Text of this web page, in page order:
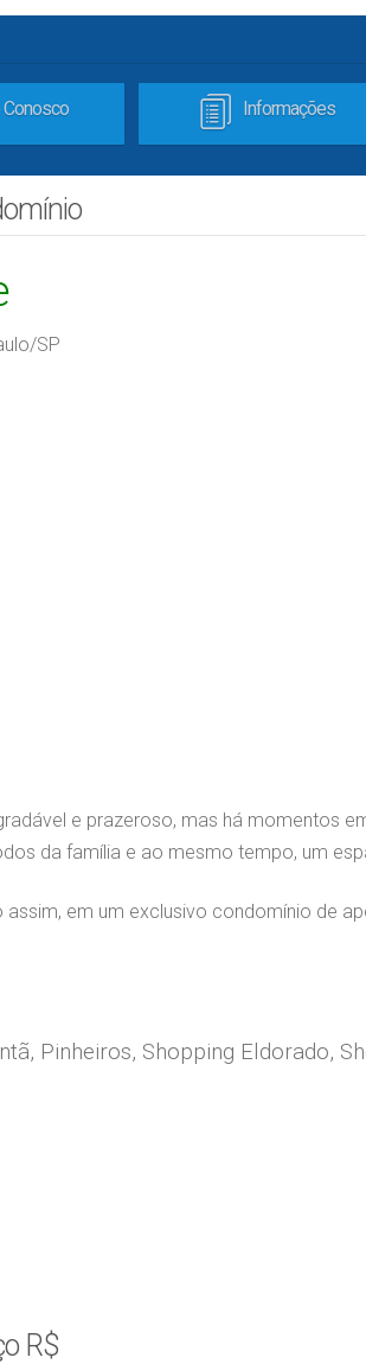
Conosco Informações
SP
e prazeroso, mas há momentos
da família e ao mesmo tempo, um
em um exclusivo condomínio de
Pinheiros, Shopping Eldorado,
R$